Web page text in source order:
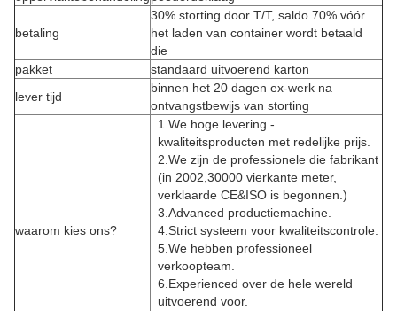
betaling
30% storting door T/T, saldo 70% vóór
het laden van container wordt betaald
die
pakket
standaard uitvoerend karton
lever tijd
binnen het 20 dagen ex-werk na
ontvangstbewijs van storting
waarom kies ons?
1.We hoge levering -
kwaliteitsproducten met redelijke prijs.
2.We zijn de professionele die fabrikant
(in 2002,30000 vierkante meter,
verklaarde CE&ISO is begonnen.)
3.Advanced productiemachine.
4.Strict systeem voor kwaliteitscontrole.
5.We hebben professioneel
verkoopteam.
6.Experienced over de hele wereld
uitvoerend voor.